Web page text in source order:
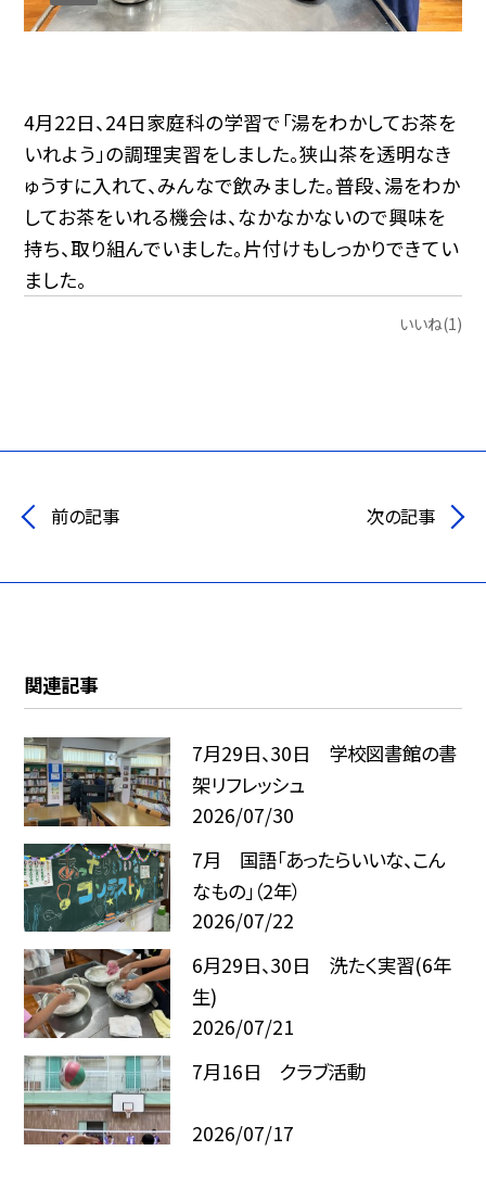
4月22日、24日家庭科の学習で「湯をわかしてお茶を
いれよう」の調理実習をしました。狭山茶を透明なき
ゅうすに入れて、みんなで飲みました。普段、湯をわか
してお茶をいれる機会は、なかなかないので興味を
持ち、取り組んでいました。片付けもしっかりできてい
ました。
いいね(1)
前の記事 次の記事
関連記事
7月29日、30日 学校図書館の書
架リフレッシュ
2026/07/30
7月 国語「あったらいいな、こん
なもの」（2年）
2026/07/22
6月29日、30日 洗たく実習(6年
生)
2026/07/21
7月16日 クラブ活動
2026/07/17